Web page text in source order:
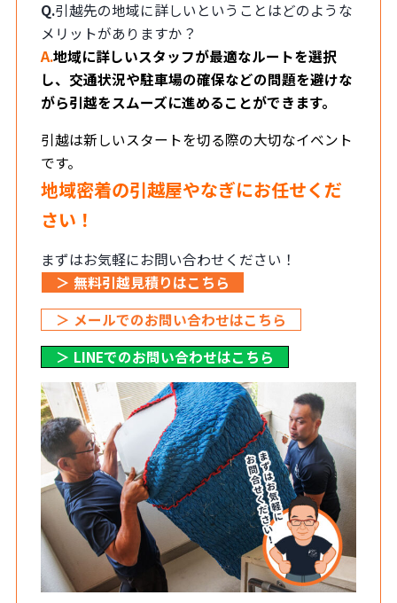
Q.引越先の地域に詳しいということはどのような
メリットがありますか？
A.地域に詳しいスタッフが最適なルートを選択
し、交通状況や駐車場の確保などの問題を避けな
がら引越をスムーズに進めることができます。
引越は新しいスタートを切る際の大切なイベント
です。
地域密着の引越屋やなぎにお任せくだ
さい！
まずはお気軽にお問い合わせください！
＞ 無料引越見積りはこちら
＞ メールでのお問い合わせはこちら
＞ LINEでのお問い合わせはこちら